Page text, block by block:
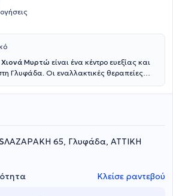
Χιονά Μυρτώ είναι ένα κέντρο ευεξίας και
Γλυφάδα. Οι εναλλακτικές θεραπείες
τραυματισμούς που είχε ως αθλήτρια και
του Τεχνολογικού Εκπαιδευτικού
το 2010 να στραφεί στη
Natural Health Science. Έπειτα
της με αθλητική μάλαξη, rejuvance,
ανατολικές θεραπείες κ.α. Η
και θεραπευτικών τεχνικών.
ΛΑΖΑΡΑΚΗ 65, Γλυφάδα, ΑΤΤΙΚΗ
Κλείσε ραντεβού